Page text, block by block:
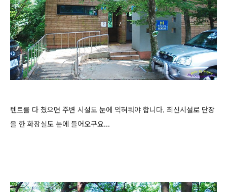
텐트를 다 쳤으면 주변 시설도 눈에 익혀둬야 합니다. 최신시설로 단장
을 한 화장실도 눈에 들어오구요...